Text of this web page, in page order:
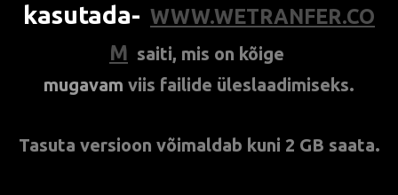
kasutada- WWW.WETRANFER.CO
M saiti, mis on kõige
mugavam viis failide üleslaadimiseks.
Tasuta versioon võimaldab kuni 2 GB saata.